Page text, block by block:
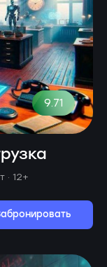
9.71
· 12+